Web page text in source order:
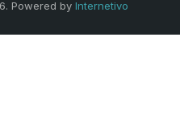
Powered by Internetivo